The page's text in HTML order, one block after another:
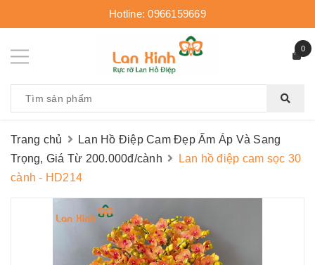
Hotline:0966159669
0
Trang chủ
Lan Hồ Điệp Cam Đẹp Ấm Áp Và Sang
Trọng, Giá Từ 200.000đ/cành
Lan hồ điệp cam sọc 30
cành - HD214